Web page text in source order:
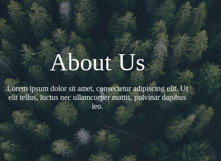
About Us
Lorem ipsum dolor sit amet, consectetur adipiscing elit. Ut
elit tellus, luctus nec ullamcorper mattis, pulvinar dapibus
leo.